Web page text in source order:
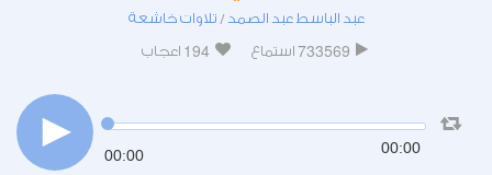
عبد الباسط عبد الصمد / تلاوات خاشعة
733569 استماع 194 اعجاب
00:00 00:00